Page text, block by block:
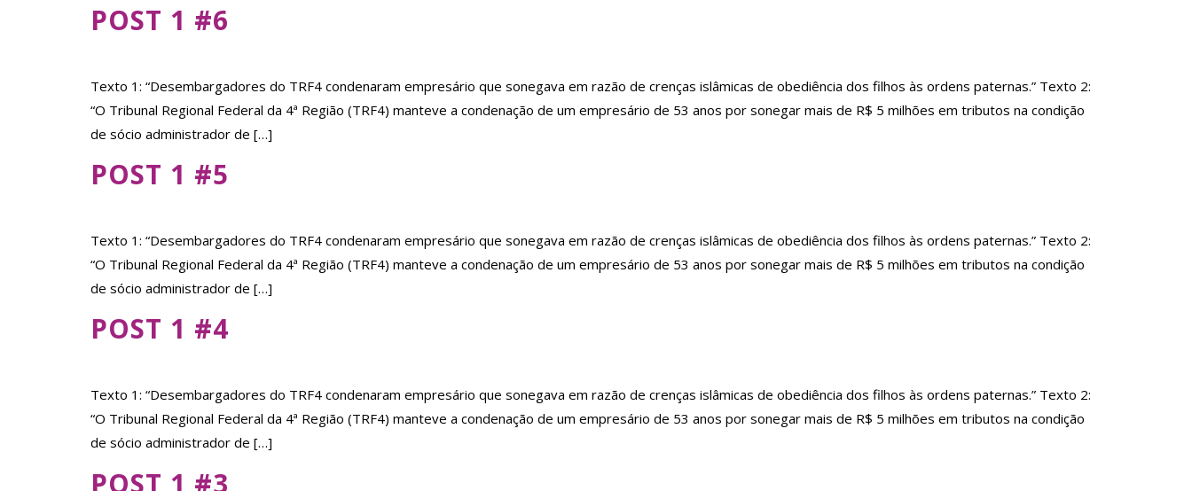
POST 1 #6
Texto 1: “Desembargadores do TRF4 condenaram empresário que sonegava em razão de crenças islâmicas de obediência dos filhos às ordens paternas.” Texto 2:
“O Tribunal Regional Federal da 4ª Região (TRF4) manteve a condenação de um empresário de 53 anos por sonegar mais de R$ 5 milhões em tributos na condição
de sócio administrador de […]
POST 1 #5
Texto 1: “Desembargadores do TRF4 condenaram empresário que sonegava em razão de crenças islâmicas de obediência dos filhos às ordens paternas.” Texto 2:
“O Tribunal Regional Federal da 4ª Região (TRF4) manteve a condenação de um empresário de 53 anos por sonegar mais de R$ 5 milhões em tributos na condição
de sócio administrador de […]
POST 1 #4
Texto 1: “Desembargadores do TRF4 condenaram empresário que sonegava em razão de crenças islâmicas de obediência dos filhos às ordens paternas.” Texto 2:
“O Tribunal Regional Federal da 4ª Região (TRF4) manteve a condenação de um empresário de 53 anos por sonegar mais de R$ 5 milhões em tributos na condição
de sócio administrador de […]
POST 1 #3